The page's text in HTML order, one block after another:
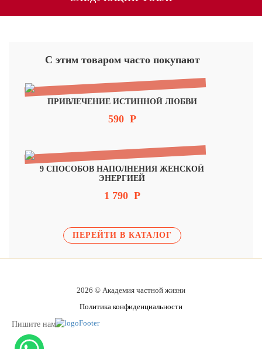
Пишите нам:
С этим товаром часто покупают
ПРИВЛЕЧЕНИЕ ИСТИННОЙ ЛЮБВИ
590 Р
9 СПОСОБОВ НАПОЛНЕНИЯ ЖЕНСКОЙ
ЭНЕРГИЕЙ
1 790 Р
ПЕРЕЙТИ В КАТАЛОГ
2026 © Академия частной жизни
Политика конфиденциальности